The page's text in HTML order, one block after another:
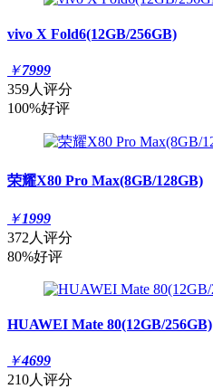
vivo X Fold6(12GB/256GB)
￥7999
359人评分
100%好评
荣耀X80 Pro Max(8GB/128GB)
￥1999
372人评分
80%好评
HUAWEI Mate 80(12GB/256GB)
￥4699
210人评分